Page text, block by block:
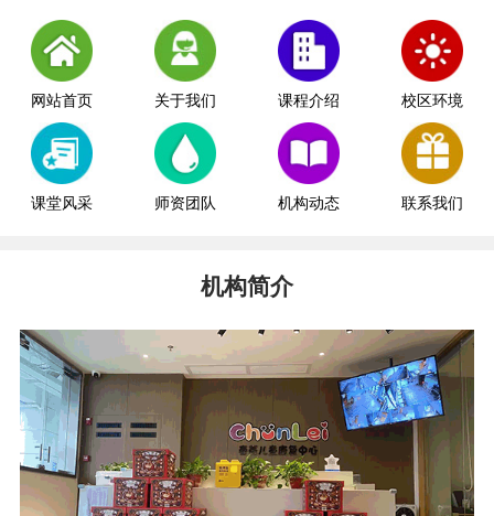
联系我们
网站首页 关于我们 课程介绍 校区环境
课堂风采 师资团队 机构动态 联系我们
机构简介